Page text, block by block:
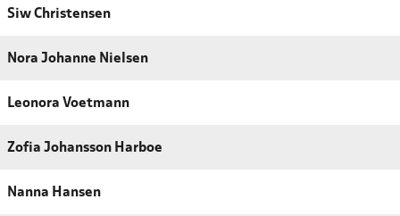
Siw Christensen
Nora Johanne Nielsen
Leonora Voetmann
Zofia Johansson Harboe
Nanna Hansen